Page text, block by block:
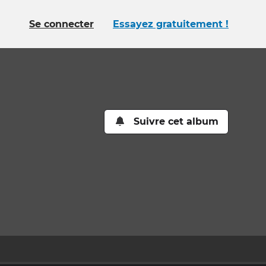
Se connecter Essayez gratuitement !
Suivre cet album